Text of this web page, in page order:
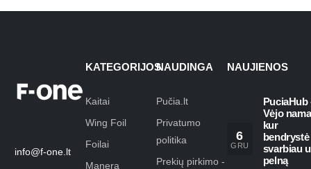
info@f-one.lt
KATEGORIJOS
Kaitai
Wing Foil
Foilai
Manera
NAUDINGA
Pučia.lt
Privatumo
politika
Prekių pirkimo -
NAUJIENOS
6
GRU
PuciaHub
Vėjo
kur
bendrystė
svarbiau
pelną